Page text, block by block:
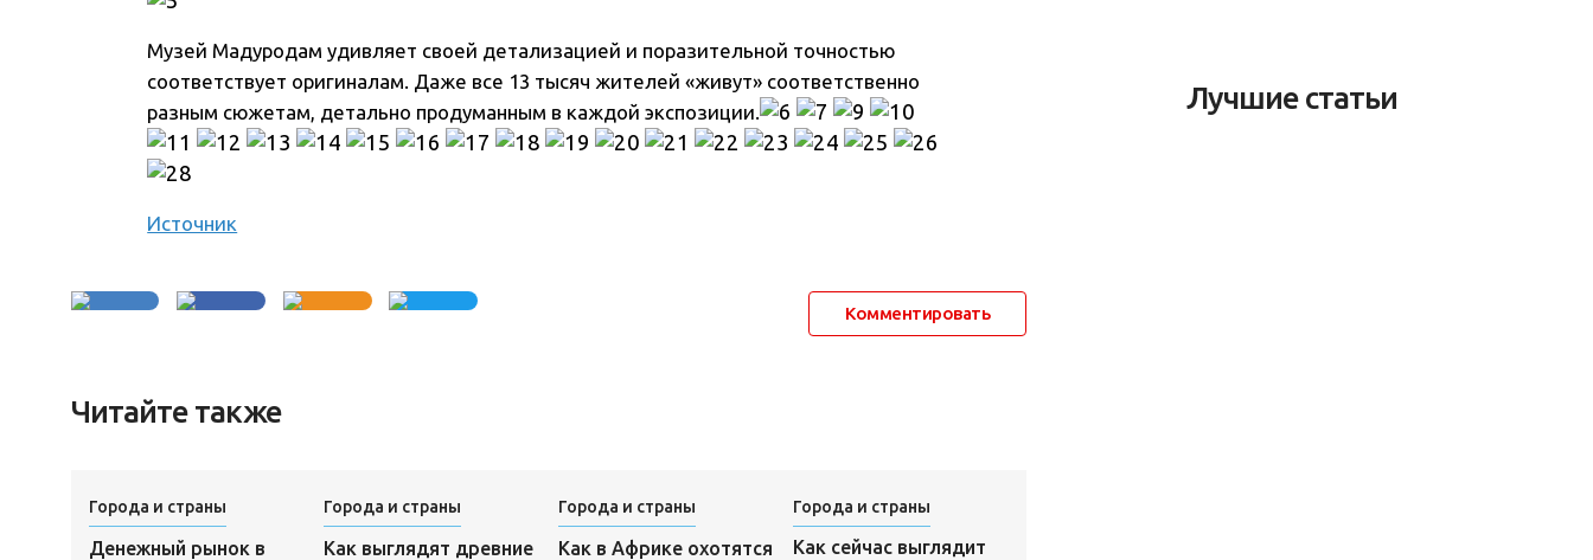
Музей Мадуродам удивляет своей детализацией и поразительной точностью
соответствует оригиналам. Даже все 13 тысяч жителей «живут» соответственно
разным сюжетам, детально продуманным в каждой экспозиции.
Источник
Комментировать
Читайте также
Города и страны
Денежный рынок в
Города и страны
Как выглядят древние
Города и страны
Как в Африке охотятся
Города и страны
Как сейчас выглядит
Лучшие статьи